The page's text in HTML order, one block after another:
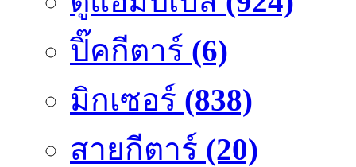
ปิ๊คกีตาร์ (6)
มิกเซอร์ (838)
สายกีตาร์ (20)